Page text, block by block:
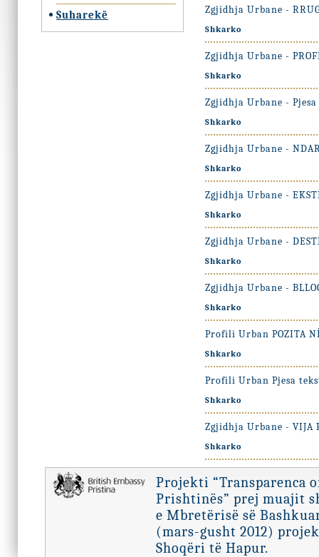
Suharekë
Zgjidhja Urbane -
Shkarko
Zgjidhja Urbane -
Shkarko
Zgjidhja Urbane -
Shkarko
Zgjidhja Urbane -
Shkarko
Zgjidhja Urbane -
Shkarko
Zgjidhja Urbane -
Shkarko
Zgjidhja Urbane -
Shkarko
Profili Urban POZITA
Shkarko
Profili Urban Pjesa
Shkarko
Zgjidhja Urbane - VIJA
Shkarko
Projekti “Transparenca
Prishtinës” prej muajit
e Mbretërisë së
(mars-gusht 2012)
Shoqëri të Hapur.